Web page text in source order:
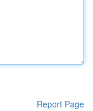
Report Page